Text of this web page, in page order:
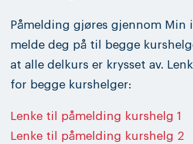
Påmelding gjøres gjennom Min
melde deg på til begge
at alle delkurs er krysset av.
for begge kurshelger:
Lenke til påmelding kurshelg 1
Lenke til påmelding kurshelg 2